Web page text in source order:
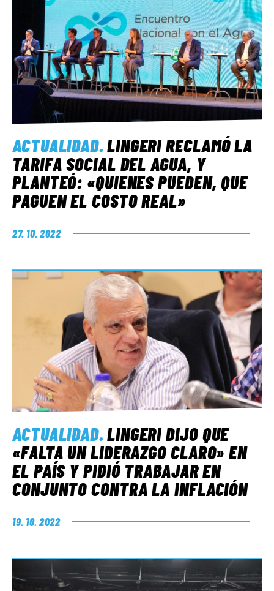
ACTUALIDAD.LINGERI RECLAMÓ LA
TARIFA SOCIAL DEL AGUA, Y
PLANTEÓ: «QUIENES PUEDEN, QUE
PAGUEN EL COSTO REAL»
27. 10. 2022
ACTUALIDAD.LINGERI DIJO QUE
«FALTA UN LIDERAZGO CLARO» EN
EL PAÍS Y PIDIÓ TRABAJAR EN
CONJUNTO CONTRA LA INFLACIÓN
19. 10. 2022